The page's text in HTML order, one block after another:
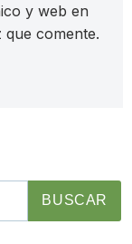
y web en
comente.
BUSCAR